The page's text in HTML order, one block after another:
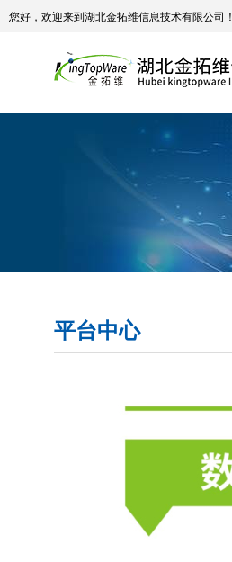
您好，欢迎来到湖北金拓维信息技术有限公司！
平台中心